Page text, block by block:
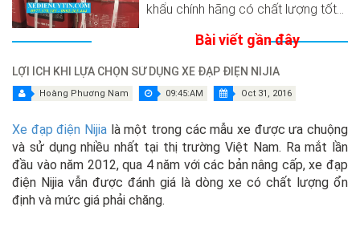
khẩu chính hãng có chất lượng tốt...
Bài viết gần đây
LỢI ÍCH KHI LỰA CHỌN SỬ DỤNG XE ĐẠP ĐIỆN NIJIA
Hoàng Phương Nam 09:45:AM Oct 31, 2016
Xe đạp điện Nijia là một trong các mẫu xe được ưa chuộng
và sử dụng nhiều nhất tại thị trường Việt Nam. Ra mắt lần
đầu vào năm 2012, qua 4 năm với các bản nâng cấp, xe đạp
điện Nijia vẫn được đánh giá là dòng xe có chất lượng ổn
định và mức giá phải chăng.